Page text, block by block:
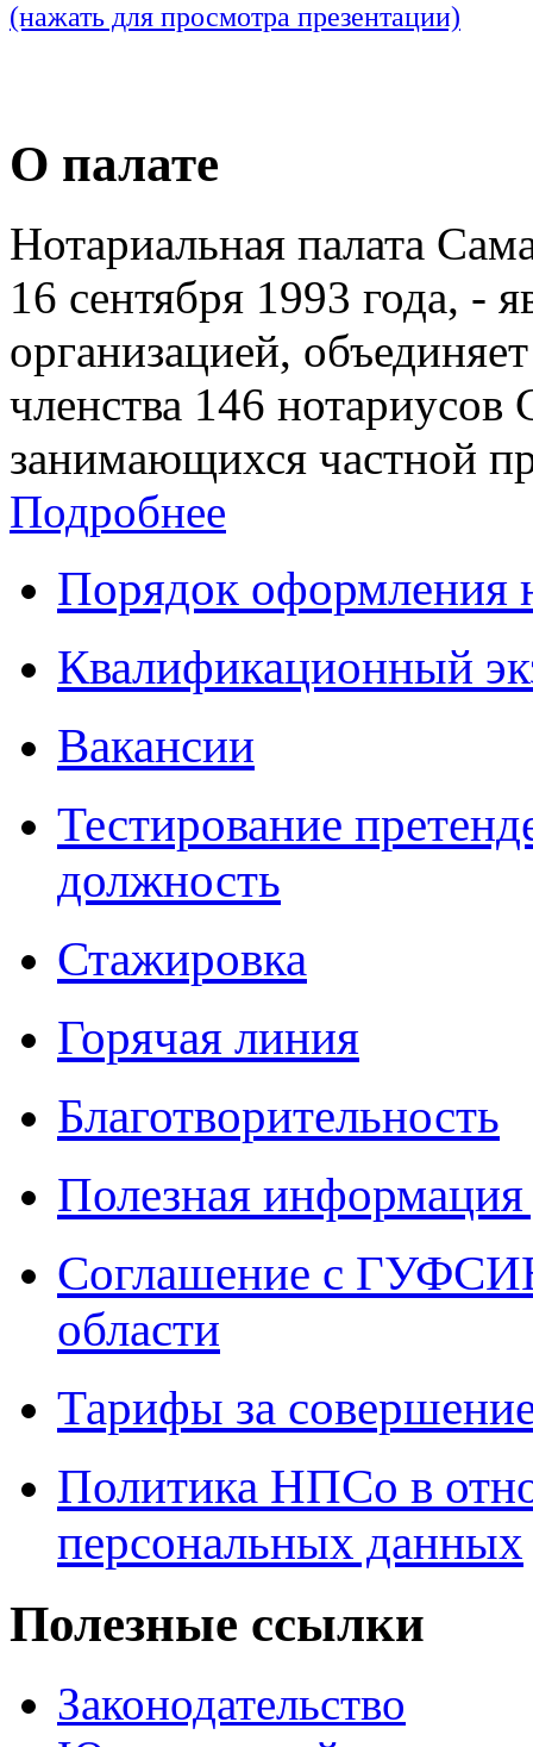
(нажать для просмотра презентации)
О палате
Нотариальная палата
16 сентября 1993 года, -
организацией,
членства 146 нотариусов
занимающихся частной
Подробнее
Порядок оформления
Квалификационный
Вакансии
Тестирование
должность
Стажировка
Горячая линия
Благотворительность
Полезная
Соглашение с
области
Тарифы за
Политика НПСо в
персональных данных
Полезные ссылки
Законодательство